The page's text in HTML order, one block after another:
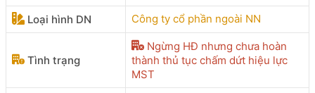
Loại hình DN
Công ty cổ phần ngoài NN
Tình trạng
Ngừng HĐ nhưng chưa hoàn
thành thủ tục chấm dứt hiệu lực
MST